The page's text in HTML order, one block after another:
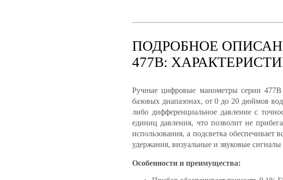
ПОДРОБНОЕ
477B:
Ручные цифровые манометры серии
базовых диапазонах, от 0 до 20 дюймов
либо дифференциальное давление с
единиц давления, что позволит не
использования, а подсветка
удержания, визуальные и звуковые
Особенности и преимущества: